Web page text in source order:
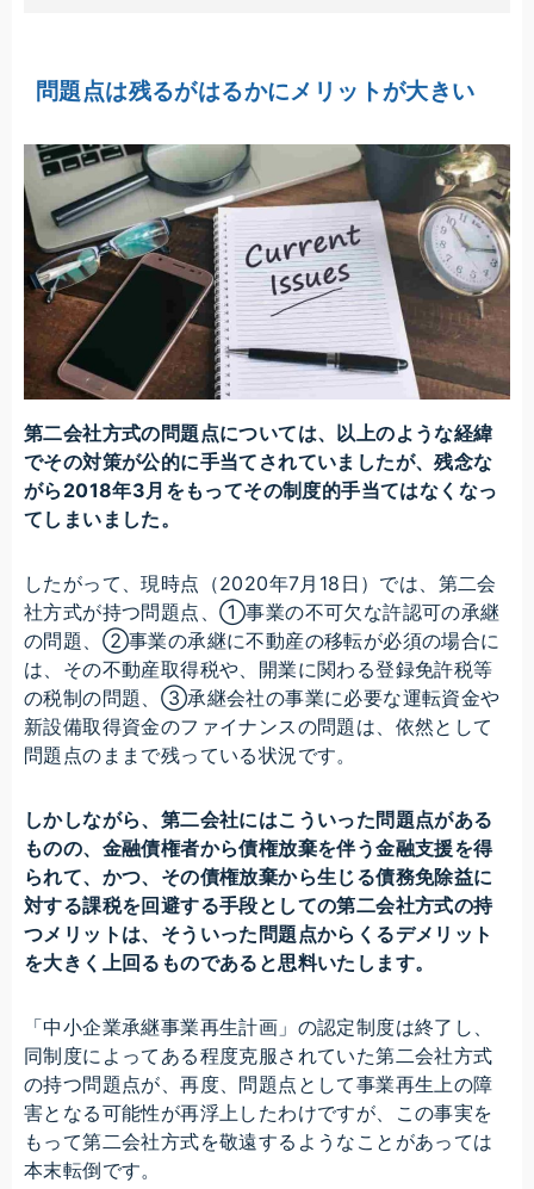
問題点は残るがはるかにメリットが大きい
第二会社方式の問題点については、以上のような経緯
でその対策が公的に手当てされていましたが、残念な
がら2018年3月をもってその制度的手当てはなくなっ
てしまいました。
したがって、現時点（2020年7月18日）では、第二会
社方式が持つ問題点、①事業の不可欠な許認可の承継
の問題、②事業の承継に不動産の移転が必須の場合に
は、その不動産取得税や、開業に関わる登録免許税等
の税制の問題、③承継会社の事業に必要な運転資金や
新設備取得資金のファイナンスの問題は、依然として
問題点のままで残っている状況です。
しかしながら、第二会社にはこういった問題点がある
ものの、金融債権者から債権放棄を伴う金融支援を得
られて、かつ、その債権放棄から生じる債務免除益に
対する課税を回避する手段としての第二会社方式の持
つメリットは、そういった問題点からくるデメリット
を大きく上回るものであると思料いたします。
「中小企業承継事業再生計画」の認定制度は終了し、
同制度によってある程度克服されていた第二会社方式
の持つ問題点が、再度、問題点として事業再生上の障
害となる可能性が再浮上したわけですが、この事実を
もって第二会社方式を敬遠するようなことがあっては
本末転倒です。